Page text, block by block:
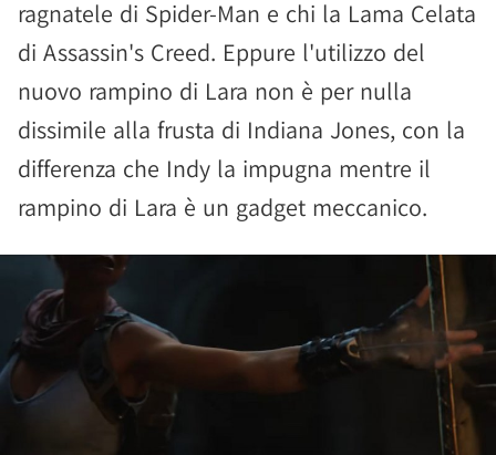
ragnatele di Spider-Man e chi la Lama Celata
di Assassin's Creed. Eppure l'utilizzo del
nuovo rampino di Lara non è per nulla
dissimile alla frusta di Indiana Jones, con la
differenza che Indy la impugna mentre il
rampino di Lara è un gadget meccanico.